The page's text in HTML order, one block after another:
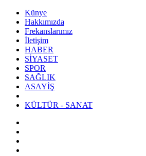
Künye
Hakkımızda
Frekanslarımız
İletişim
HABER
SİYASET
SPOR
SAĞLIK
ASAYİŞ
KÜLTÜR - SANAT